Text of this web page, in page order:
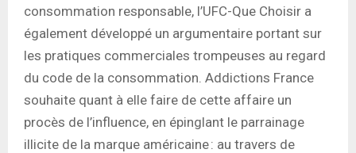
consommation responsable, l’UFC-Que Choisir a
également développé un argumentaire portant sur
les pratiques commerciales trompeuses au regard
du code de la consommation. Addictions France
souhaite quant à elle faire de cette affaire un
procès de l’influence, en épinglant le parrainage
illicite de la marque américaine : au travers de